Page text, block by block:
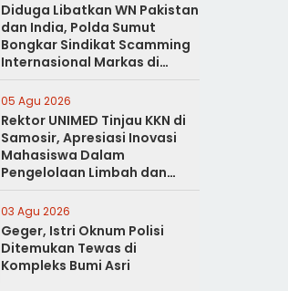
Diduga Libatkan WN Pakistan
dan India, Polda Sumut
Bongkar Sindikat Scamming
Internasional Markas di
Apartemen Podomoro
05 Agu 2026
Rektor UNIMED Tinjau KKN di
Samosir, Apresiasi Inovasi
Mahasiswa Dalam
Pengelolaan Limbah dan
Pertanian Ramah Lingkungan
03 Agu 2026
Geger, Istri Oknum Polisi
Ditemukan Tewas di
Kompleks Bumi Asri